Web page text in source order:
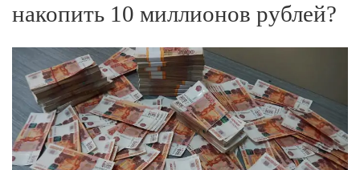
накопить 10 миллионов рублей?